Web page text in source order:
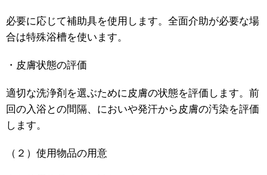
必要に応じて補助具を使用します。全面介助が必要な場
合は特殊浴槽を使います。
・皮膚状態の評価
適切な洗浄剤を選ぶために皮膚の状態を評価します。前
回の入浴との間隔、においや発汗から皮膚の汚染を評価
します。
（２）使用物品の用意